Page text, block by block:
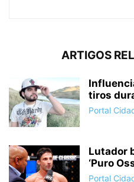
ARTIGOS
tiros
Portal
Lutador
‘Puro
Portal